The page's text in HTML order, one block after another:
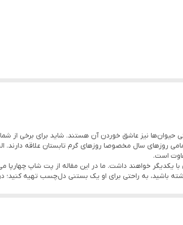
نیز عاشق خوردن آن هستند. شاید برای برخی از شما
روزهای سال مخصوصا روزهای گرم تابستان علاقه دارند.
است.
یکدیگر خواهند داشت. ما در این مقاله از پت شاپ چهارپا
باشید، به راحتی برای او یک بستنی دل‌چسب تهیه کنید؛ در